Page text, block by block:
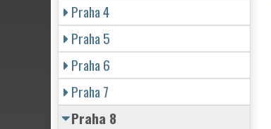
Praha 4
Praha 5
Praha 6
Praha 7
Praha 8